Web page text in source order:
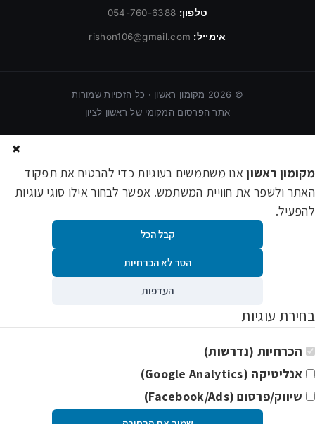
טלפון: 054-760-6388
אימייל: rishon106@gmail.com
©
2026 מקומון ראשון · כל הזכויות שמורות
אתר הפרסום המקומי של ראשון לציון
×
מקומון ראשוןאנו משתמשים בעוגיות כדי להבטיח את תפקוד
האתר ולשפר את חוויית המשתמש. אפשר לבחור אילו סוגי עוגיות
להפעיל.
קבל הכל
הסר לא הכרחיות
העדפות
בחירת עוגיות
הכרחיות (נדרשות)
אנליטיקה (Google Analytics)
שיווק/פרסום (Facebook/Ads)